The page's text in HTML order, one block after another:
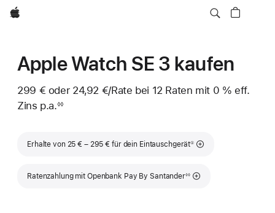
Apple
Apple Watch SE 3 kaufen
299 € oder 24,92 €/Rate pro
bei 12 Raten Raten
mit 0 % eff.
Zins p.a.eff.
◊◊
Erhalte von 25 € – 295 € für dein Eintauschgerät
Fußnote
①
Ratenzahlung mit Openbank Pay By Santander
Fußnote
◊◊